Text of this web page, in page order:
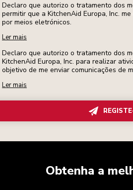
Declaro que autorizo o tratamento dos
permitir que a KitchenAid Europa, Inc.
por meios eletrónicos.
Ler mais
Declaro que autorizo o tratamento dos
KitchenAid Europa, Inc. para realizar
objetivo de me enviar comunicações de
Ler mais
Obtenha a